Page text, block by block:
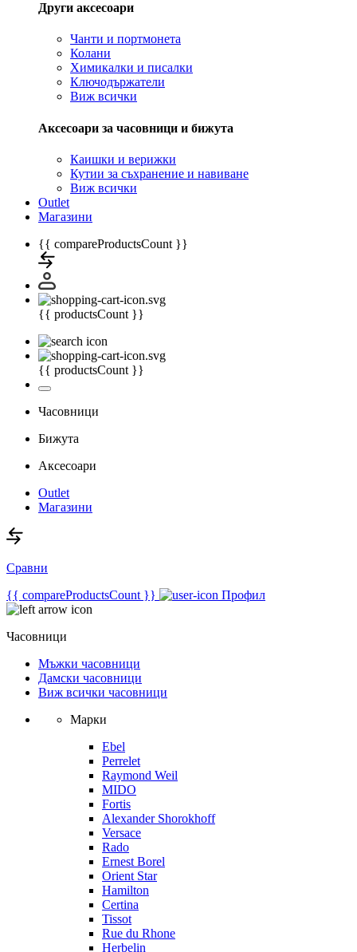
Други аксесоари
Чанти и портмонета
Колани
Химикалки и писалки
Ключодържатели
Виж всички
Аксесоари за часовници и бижута
Каишки и верижки
Кутии за съхранение и навиване
Виж всички
Outlet
Магазини
{{ compareProductsCount }}
{{ productsCount }}
{{ productsCount }}
Часовници
Бижута
Аксесоари
Outlet
Магазини
Сравни
{{ compareProductsCount }}
Профил
Часовници
Мъжки часовници
Дамски часовници
Виж всички часовници
Марки
Ebel
Perrelet
Raymond Weil
MIDO
Fortis
Alexander Shorokhoff
Versace
Rado
Ernest Borel
Orient Star
Hamilton
Certina
Tissot
Rue du Rhone
Herbelin